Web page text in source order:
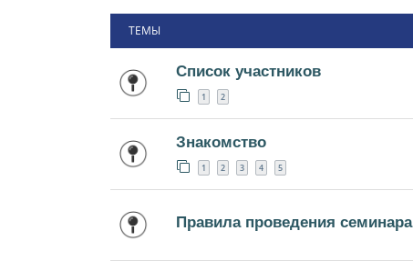
ТЕМЫ
Список участников
1 2
Знакомство
1 2 3 4 5
Правила проведения семинара